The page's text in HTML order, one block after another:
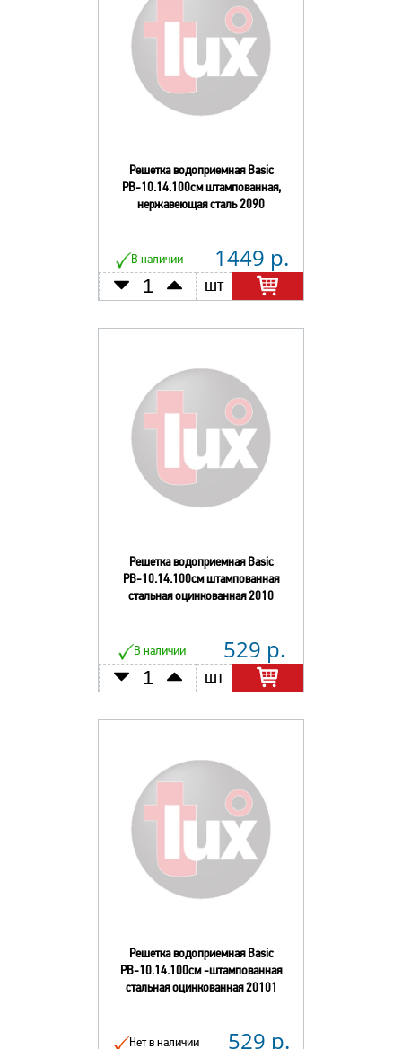
Решетка водоприемная Basic
РВ-10.14.100см штампованная,
нержавеющая сталь 2090
В наличии 1449 р.
шт
Решетка водоприемная Basic
РВ-10.14.100см штампованная
стальная оцинкованная 2010
В наличии 529 р.
шт
Решетка водоприемная Basic
РВ-10.14.100см -штампованная
стальная оцинкованная 20101
Нет в наличии 529 р.